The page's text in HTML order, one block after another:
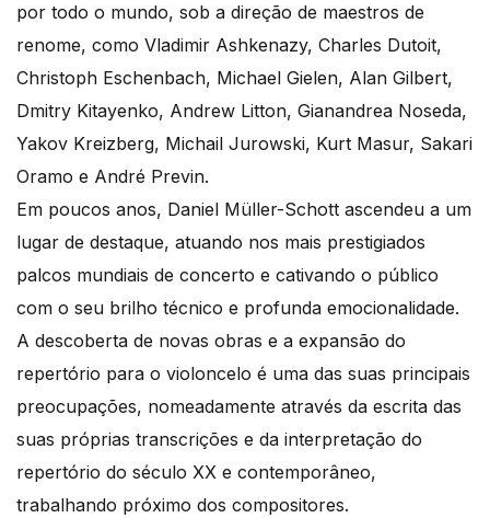
por todo o mundo, sob a direção de maestros de
renome, como Vladimir Ashkenazy, Charles Dutoit,
Christoph Eschenbach, Michael Gielen, Alan Gilbert,
Dmitry Kitayenko, Andrew Litton, Gianandrea Noseda,
Yakov Kreizberg, Michail Jurowski, Kurt Masur, Sakari
Oramo e André Previn.
Em poucos anos, Daniel Müller-Schott ascendeu a um
lugar de destaque, atuando nos mais prestigiados
palcos mundiais de concerto e cativando o público
com o seu brilho técnico e profunda emocionalidade.
A descoberta de novas obras e a expansão do
repertório para o violoncelo é uma das suas principais
preocupações, nomeadamente através da escrita das
suas próprias transcrições e da interpretação do
repertório do século XX e contemporâneo,
trabalhando próximo dos compositores.